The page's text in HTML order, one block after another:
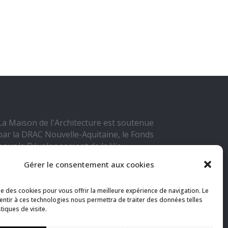
Gérer le consentement aux cookies
des cookies pour vous offrir la meilleure expérience de navigation. Le
à ces technologies nous permettra de traiter des données telles
de visite.
Maison de l'Architecture est soutenue
la DRAC Nouvelle-Aquitaine, le Fonds
le Développement de la Vie
Urbaine, la Ville de Poitiers, l'Ordre
son club de partenaires et ses